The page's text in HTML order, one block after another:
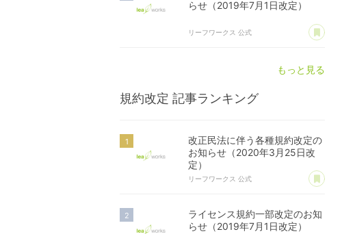
らせ（2019年7月1日改定）
リーフワークス 公式 あ
もっと見る
規約改定 記事ランキング
改正民法に伴う各種規約改定の
お知らせ（2020年3月25日改
定）
リーフワークス 公式 あ
ライセンス規約一部改定のお知
らせ（2019年7月1日改定）